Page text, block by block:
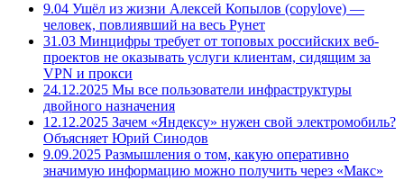
9.04 Ушёл из жизни Алексей Копылов (copylove) —
человек, повлиявший на весь Рунет
31.03 Минцифры требует от топовых российских веб-
проектов не оказывать услуги клиентам, сидящим за
VPN и прокси
24.12.2025 Мы все пользователи инфраструктуры
двойного назначения
12.12.2025 Зачем «Яндексу» нужен свой электромобиль?
Объясняет Юрий Синодов
9.09.2025 Размышления о том, какую оперативно
значимую информацию можно получить через «Макс»